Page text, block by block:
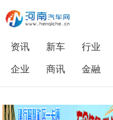
资讯 新车 行业
企业
商讯 金融